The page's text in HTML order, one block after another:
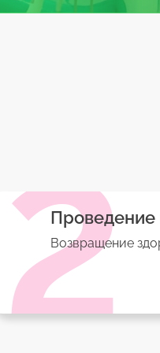
2
Возвращение